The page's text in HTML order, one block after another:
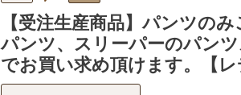
【受注生産商品】パンツの
パンツ、スリーパーのパン
でお買い求め頂けます。【レ